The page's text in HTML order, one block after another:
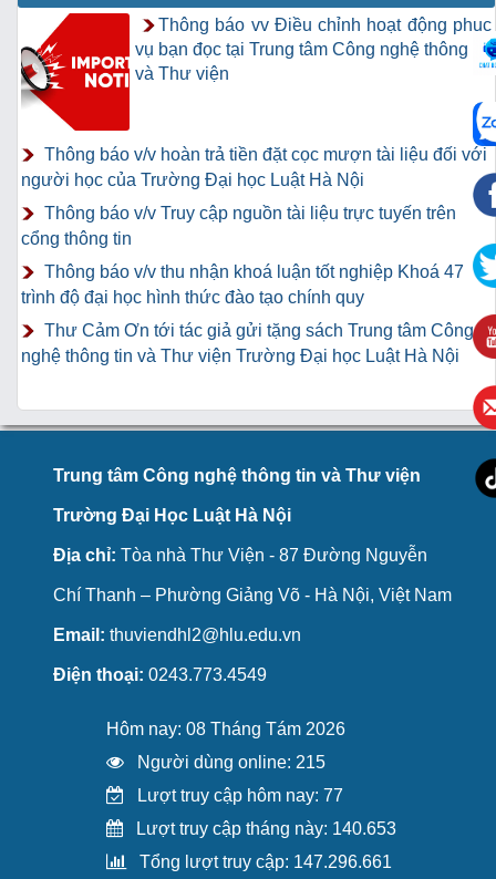
Thông báo vv Điều chỉnh hoạt động phục
vụ bạn đọc tại Trung tâm Công nghệ thông tin
và Thư viện
Thông báo v/v hoàn trả tiền đặt cọc mượn tài liệu đối với
người học của Trường Đại học Luật Hà Nội
Thông báo v/v Truy cập nguồn tài liệu trực tuyến trên
cổng thông tin
Thông báo v/v thu nhận khoá luận tốt nghiệp Khoá 47
trình độ đại học hình thức đào tạo chính quy
Thư Cảm Ơn tới tác giả gửi tặng sách Trung tâm Công
nghệ thông tin và Thư viện Trường Đại học Luật Hà Nội
Trung tâm Công nghệ thông tin và Thư viện
Trường Đại Học Luật Hà Nội
Địa chỉ: Tòa nhà Thư Viện - 87 Đường Nguyễn
Chí Thanh – Phường Giảng Võ - Hà Nội, Việt Nam
Email: thuviendhl2@hlu.edu.vn
Điện thoại: 0243.773.4549
Hôm nay: 08 Tháng Tám 2026
Người dùng online: 215
Lượt truy cập hôm nay: 77
Lượt truy cập tháng này: 140.653
Tổng lượt truy cập: 147.296.661